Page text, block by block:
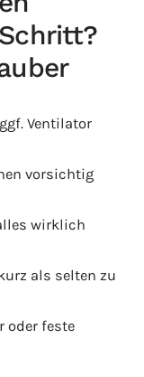
Ventilator
vorsichtig
wirklich
als selten zu
oder feste